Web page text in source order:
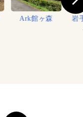
Ark館ヶ森
岩